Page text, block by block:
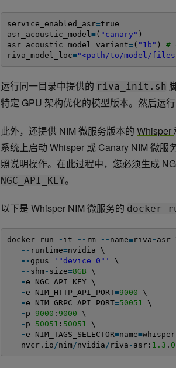
service_enabled_asr=true
asr_acoustic_model =( "canary" )
asr_acoustic_model_variant=( "1b" ) #
riva_model_loc="<path/to/model/
运行同一目录中提供的 riva_init.sh
特定 GPU 架构优化的模型版本。然后运行
此外，还提供 NIM 微服务版本的 Whisper
系统上启动 Whisper 或 Canary NIM 微服
照说明操作。在此过程中，您必须生成
NGC_API_KEY。
以下是 Whisper NIM 微服务的 docker
docker run - it - - rm - - name=riva - asr
- - runtime=nvidia \
- - gpus '"device=0"'
\
- - shm- size=8GB
\
- e NGC_API_KEY \
- e NIM_HTTP_API_PORT=9000
\
- e NIM_GRPC_API_PORT=50051
\
- p 9000 : 9000
\
- p 50051 : 50051
\
- e NIM_TAGS_SELECTOR=name=whisper
nvcr.io /nim/nvidia / riva - asr: 1.3 . 0